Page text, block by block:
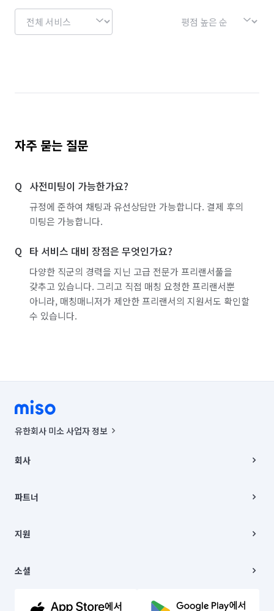
자주 묻는 질문
사전미팅이 가능한가요?
규정에 준하여 채팅과 유선상담만 가능합니다. 결제 후의
미팅은 가능합니다.
타 서비스 대비 장점은 무엇인가요?
다양한 직군의 경력을 지닌 고급 전문가 프리랜서풀을
갖추고 있습니다. 그리고 직접 매칭 요청한 프리랜서뿐
아니라, 매칭매니저가 제안한 프리랜서의 지원서도 확인할
수 있습니다.
유한회사 미소 사업자 정보
00019 |
주소 | 본사: 서울특별시 종로구 율곡로 6(중학동, 트윈트리빌딩) B동 5층
컨택센터 : 서울특별시 종로구 수송동 율곡로 24, 7층, 8층 미소
상품, 상품정보, 거래에 관한 의무와 책임은 거래당사자에게 있습니다.
언론 보도 관련 문의:
© 유한회사 미소. Miso, Inc. All Rights Reserved.
회사
채용
파트너
이사
지원
이용약관
문의하기
소셜
유튜브